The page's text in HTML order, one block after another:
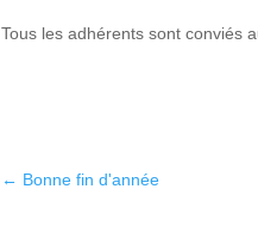
Tous les adhérents sont conviés
← Bonne fin d'année